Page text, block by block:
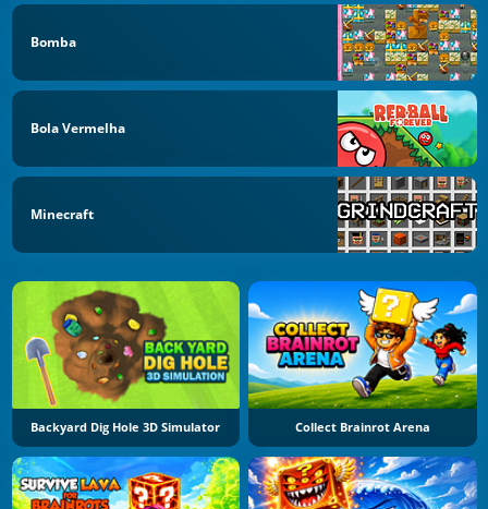
Bomba
Bola Vermelha
Minecraft
Backyard Dig Hole 3D Simulator Collect Brainrot Arena